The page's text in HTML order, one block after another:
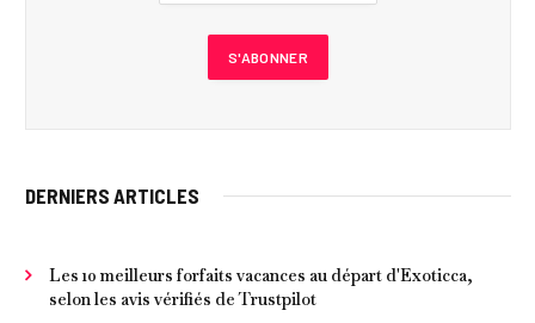
DERNIERS ARTICLES
Les 10 meilleurs forfaits vacances au départ d'Exoticca,
selon les avis vérifiés de Trustpilot